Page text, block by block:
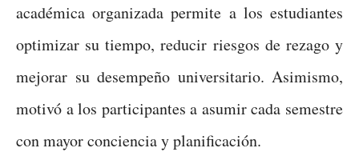
académica organizada permite a los estudiantes
optimizar su tiempo, reducir riesgos de rezago y
mejorar su desempeño universitario. Asimismo,
motivó a los participantes a asumir cada semestre
con mayor conciencia y planificación.